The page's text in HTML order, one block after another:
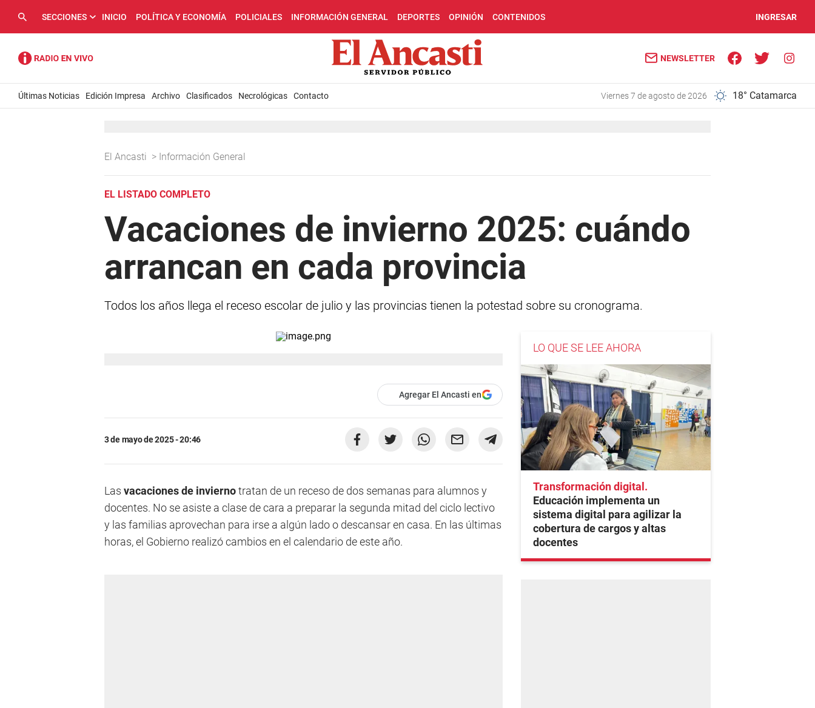
SECCIONES INICIO POLÍTICA Y ECONOMÍA POLICIALES INFORMACIÓN GENERAL DEPORTES OPINIÓN CONTENIDOS INGRESAR
NEWSLETTER
Últimas Noticias Edición Impresa Archivo Clasificados Necrológicas Contacto viernes 7 de agosto de 2026 18° Catamarca
El Ancasti > Información General
EL LISTADO COMPLETO
Vacaciones de invierno 2025: cuándo
arrancan en cada provincia
Todos los años llega el receso escolar de julio y las provincias tienen la potestad sobre su cronograma.
Agregar El Ancasti en
3 de mayo de 2025 - 20:46
Las vacaciones de inviernotratan de un receso de dos semanas para alumnos y
docentes. No se asiste a clase de cara a preparar la segunda mitad del ciclo lectivo
y las familias aprovechan para irse a algún lado o descansar en casa. En las últimas
horas, el Gobierno realizó cambios en el calendario de este año.
LO QUE SE LEE AHORA
Transformación digital
Educación implementa un
sistema digital para agilizar la
cobertura de cargos y altas
docentes